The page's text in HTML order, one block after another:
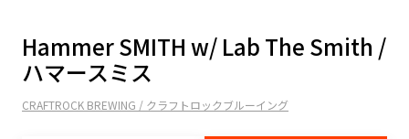
Hammer SMITH w/ Lab The Smith /
ハマースミス
CRAFTROCK BREWING / クラフトロックブルーイング